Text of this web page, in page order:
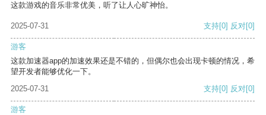
这款游戏的音乐非常优美，听了让人心旷神怡。
2025-07-31 支持[0] 反对[0]
游客
这款加速器app的加速效果还是不错的，但偶尔也会出现卡顿的情况，希
望开发者能够优化一下。
2025-07-31
支持[0] 反对[0]
游客